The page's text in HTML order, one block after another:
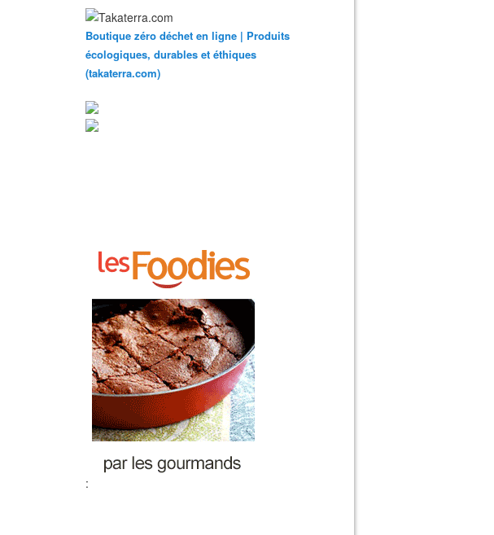
Boutique zéro déchet en ligne | Produits
écologiques, durables et éthiques
(takaterra.com)
: